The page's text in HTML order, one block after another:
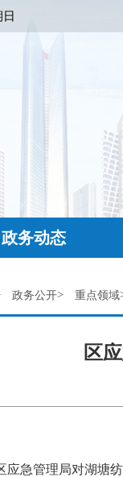
政务动态
政务公开> 重点领域
区
应急管理局对湖塘